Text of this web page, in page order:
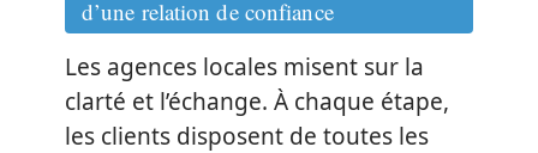
d’une relation de confiance
Les agences locales misent sur la
clarté et l’échange. À chaque étape,
les clients disposent de toutes les